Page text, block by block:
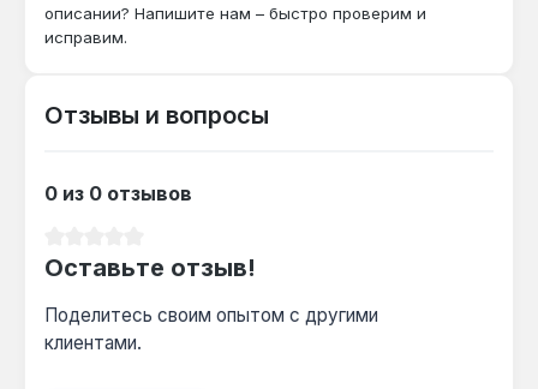
Можно ли перенастроить на сжиженный
газ?
перенастройку под баллонный газ, что
расширяет применение для домов без
описании? Напишите нам – быстро проверим и
исправим.
Отзывы и вопросы
0 из 0 отзывов
Оставьте отзыв!
Поделитесь своим опытом с другими
клиентами.